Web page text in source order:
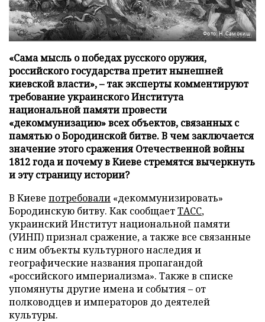
Фото: Н. Самокиш
«Сама мысль о победах русского оружия,
российского государства претит нынешней
киевской власти», – так эксперты комментируют
требование украинского Института
национальной памяти провести
«декоммунизацию» всех объектов, связанных с
памятью о Бородинской битве. В чем заключается
значение этого сражения Отечественной войны
1812 года и почему в Киеве стремятся вычеркнуть
и эту страницу истории?
В Киеве потребовали «декоммунизировать»
Бородинскую битву. Как сообщаетТАСС,
украинский Институт национальной памяти
(УИНП) признал сражение, а также все связанные
с ним объекты культурного наследия и
географические названия пропагандой
«российского империализма». Также в списке
упомянуты другие имена и события – от
полководцев и императоров до деятелей
культуры.